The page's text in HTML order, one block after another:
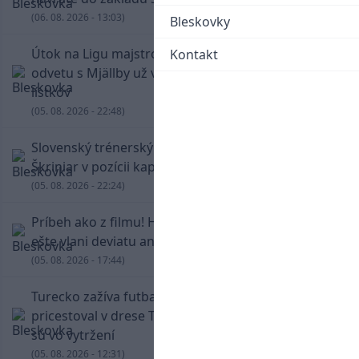
Bleskovky
Kontakt
(06. 08. 2026 - 13:03)
Útok na Ligu majstrov láka! Slovan hlási na
odvetu s Mjällby už viac ako 13-tisíc predaných
lístkov
(05. 08. 2026 - 22:48)
Slovenský trénerský súboj pre Borbélyho,
Škriniar v pozícii kapitána potiahol Fenerbahce
(05. 08. 2026 - 22:24)
Príbeh ako z filmu! Hrdina Slovana Kianga hral
ešte vlani deviatu anglickú ligu
(05. 08. 2026 - 17:44)
Turecko zažíva futbalové šialenstvo! Salah
pricestoval v drese Trabzonsporu, fanúšikovia
sú vo vytržení
(05. 08. 2026 - 12:31)